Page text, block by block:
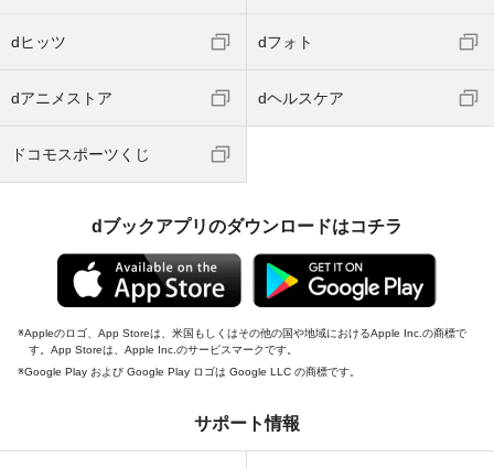
dヒッツ dフォト
dアニメストア dヘルスケア
ドコモスポーツくじ
dブックアプリのダウンロードはコチラ
Appleのロゴ、App Storeは、米国もしくはその他の国や地域におけるApple Inc.の商標で
す。App Storeは、Apple Inc.のサービスマークです。
Google Play および Google Play ロゴは Google LLC の商標です。
サポート情報